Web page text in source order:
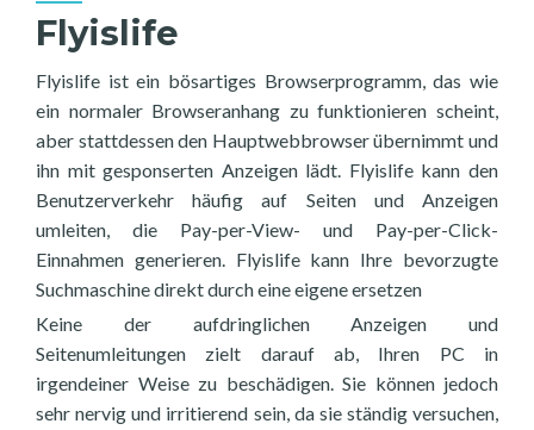
Flyislife
Flyislife ist ein bösartiges Browserprogramm, das wie
ein normaler Browseranhang zu funktionieren scheint,
aber stattdessen den Hauptwebbrowser übernimmt und
ihn mit gesponserten Anzeigen lädt. Flyislife kann den
Benutzerverkehr häufig auf Seiten und Anzeigen
umleiten, die Pay-per-View- und Pay-per-Click-
Einnahmen generieren. Flyislife kann Ihre bevorzugte
Suchmaschine direkt durch eine eigene ersetzen
Keine der aufdringlichen Anzeigen und
Seitenumleitungen zielt darauf ab, Ihren PC in
irgendeiner Weise zu beschädigen. Sie können jedoch
sehr nervig und irritierend sein, da sie ständig versuchen,